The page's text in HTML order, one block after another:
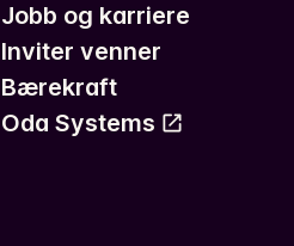
Jobb og karriere
Inviter venner
Bærekraft
Oda Systems